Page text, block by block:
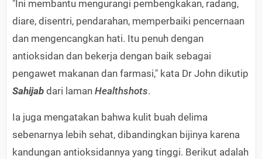
"Ini membantu mengurangi pembengkakan, radang,
diare, disentri, pendarahan, memperbaiki pencernaan
dan mengencangkan hati. Itu penuh dengan
antioksidan dan bekerja dengan baik sebagai
pengawet makanan dan farmasi," kata Dr John dikutip
Sahijab dari laman Healthshots.
Ia juga mengatakan bahwa kulit buah delima
sebenarnya lebih sehat, dibandingkan bijinya karena
kandungan antioksidannya yang tinggi. Berikut adalah